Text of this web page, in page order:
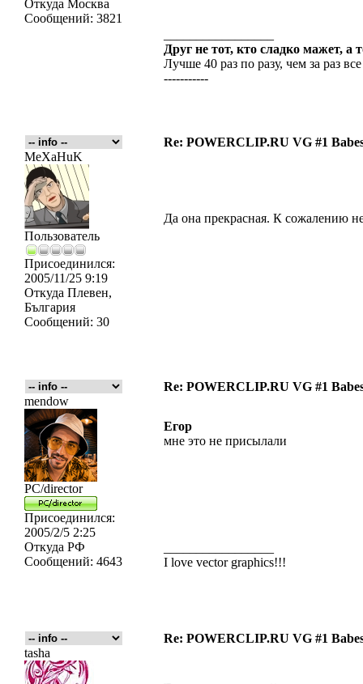
Откуда Москва
Сообщений: 3821
Друг не тот, кто сладко мажет, а
Лучше 40 раз по разу, чем за раз
-----------
Re: POWERCLIP.RU VG #1
MeXaHuK
Пользователь
Присоединился:
2005/11/25 9:19
Откуда Плевен,
България
Сообщений: 30
Да она прекрасная. К сожалению
Re: POWERCLIP.RU VG #1
mendow
PC/director
Присоединился:
2005/2/5 2:25
Откуда РФ
Сообщений: 4643
Егор
мне это не присылали
I love vector graphics!!!
Re: POWERCLIP.RU VG #1
tasha